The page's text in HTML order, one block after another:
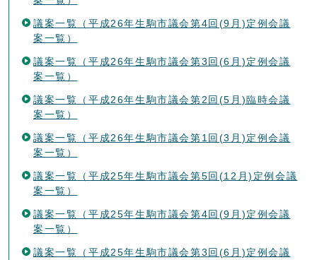
議案一覧（平成26年生駒市議会第4回(9月)定例会議
案一覧）
議案一覧（平成26年生駒市議会第3回(6月)定例会議
案一覧）
議案一覧（平成26年生駒市議会第2回(5月)臨時会議
案一覧）
議案一覧（平成26年生駒市議会第1回(3月)定例会議
案一覧）
議案一覧（平成25年生駒市議会第5回(12月)定例会議
案一覧）
議案一覧（平成25年生駒市議会第4回(9月)定例会議
案一覧）
議案一覧（平成25年生駒市議会第3回(6月)定例会議